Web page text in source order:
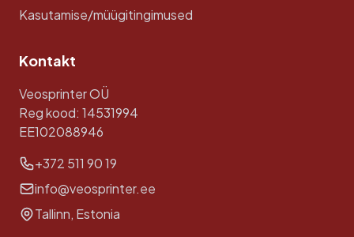
Kasutamise/müügitingimused
Kontakt
Veosprinter OÜ
Reg kood: 14531994
EE102088946
+372 511 90 19
info@veosprinter.ee
Tallinn, Estonia